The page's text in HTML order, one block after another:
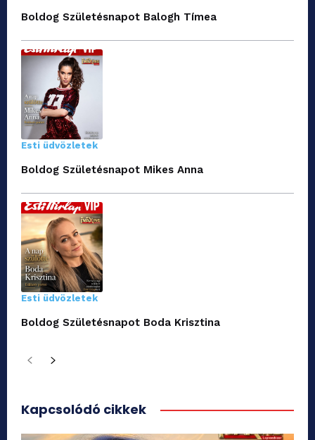
Boldog Születésnapot Balogh Tímea
Esti üdvözletek
Boldog Születésnapot Mikes Anna
Esti üdvözletek
Boldog Születésnapot Boda Krisztina
Kapcsolódó cikkek